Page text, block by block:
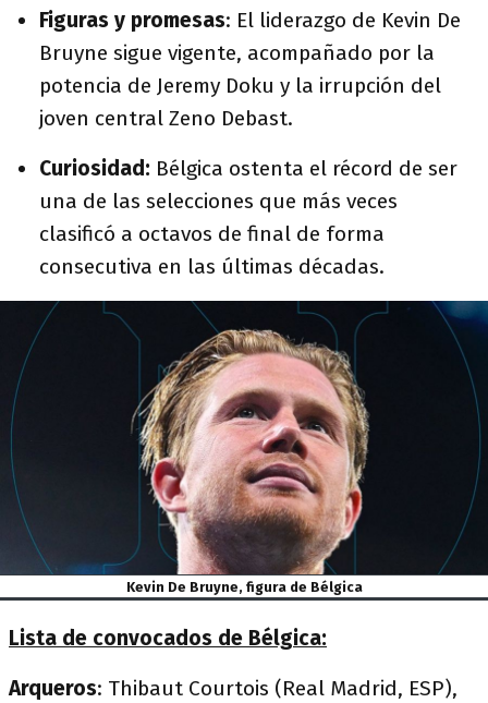
Figuras y promesas: El liderazgo de Kevin De
Bruyne sigue vigente, acompañado por la
potencia de Jeremy Doku y la irrupción del
joven central Zeno Debast.
Curiosidad: Bélgica ostenta el récord de ser
una de las selecciones que más veces
clasificó a octavos de final de forma
consecutiva en las últimas décadas.
Kevin De Bruyne, figura de Bélgica
Lista de convocados de Bélgica:
Arqueros: Thibaut Courtois (Real Madrid, ESP),